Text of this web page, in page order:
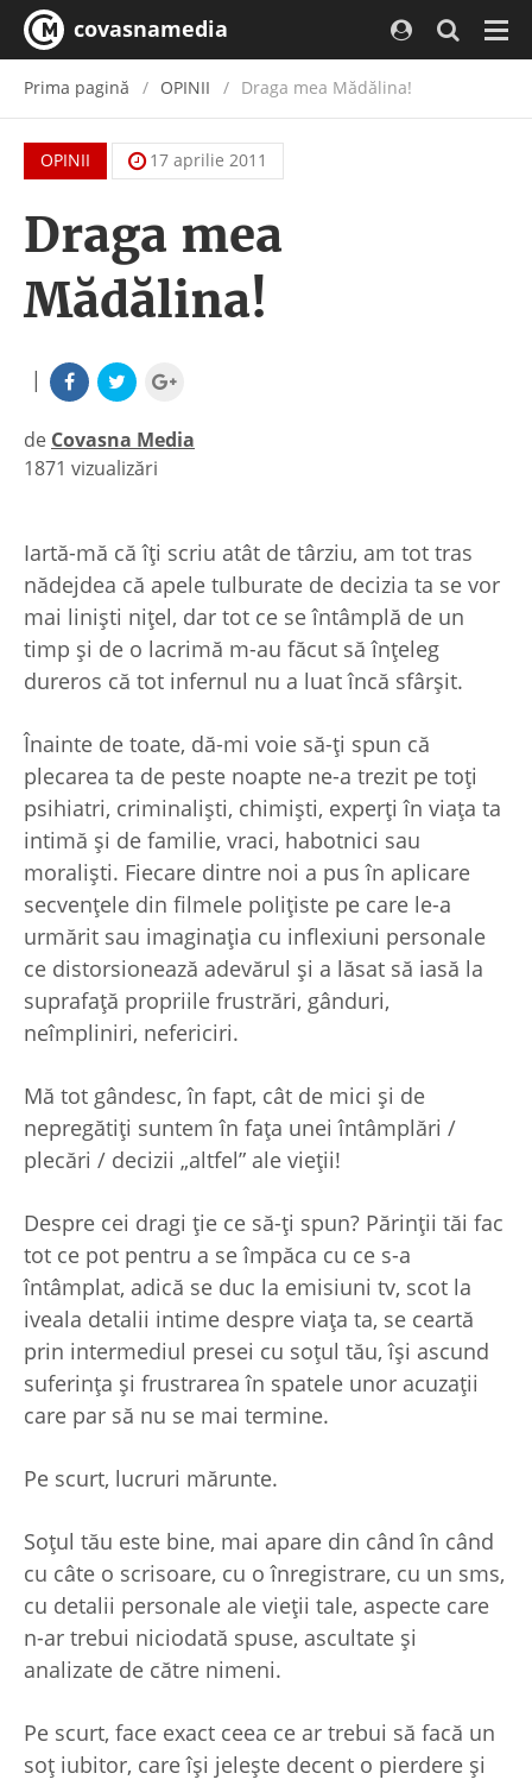
covasnamedia
Prima pagină OPINII Draga mea Mădălina!
OPINII 17 aprilie 2011
Draga mea
Mădălina!
|
de Covasna Media
|
1871 vizualizări
Iartă-mă că îți scriu atât de târziu, am tot tras
nădejdea că apele tulburate de decizia ta se vor
mai liniști nițel, dar tot ce se întâmplă de un
timp și de o lacrimă m-au făcut să înțeleg
dureros că tot infernul nu a luat încă sfârșit.
Înainte de toate, dă-mi voie să-ți spun că
plecarea ta de peste noapte ne-a trezit pe toți
psihiatri, criminaliști, chimiști, experți în viața ta
intimă și de familie, vraci, habotnici sau
moraliști. Fiecare dintre noi a pus în aplicare
secvențele din filmele polițiste pe care le-a
urmărit sau imaginația cu inflexiuni personale
ce distorsionează adevărul și a lăsat să iasă la
suprafață propriile frustrări, gânduri,
neîmpliniri, nefericiri.
Mă tot gândesc, în fapt, cât de mici și de
nepregătiți suntem în fața unei întâmplări /
plecări / decizii „altfel” ale vieții!
Despre cei dragi ție ce să-ți spun? Părinții tăi fac
tot ce pot pentru a se împăca cu ce s-a
întâmplat, adică se duc la emisiuni tv, scot la
iveala detalii intime despre viața ta, se ceartă
prin intermediul presei cu soțul tău, își ascund
suferința și frustrarea în spatele unor acuzații
care par să nu se mai termine.
Pe scurt, lucruri mărunte.
Soțul tău este bine, mai apare din când în când
cu câte o scrisoare, cu o înregistrare, cu un sms,
cu detalii personale ale vieții tale, aspecte care
n-ar trebui niciodată spuse, ascultate și
analizate de către nimeni.
Pe scurt, face exact ceea ce ar trebui să facă un
soț iubitor, care își jelește decent o pierdere și